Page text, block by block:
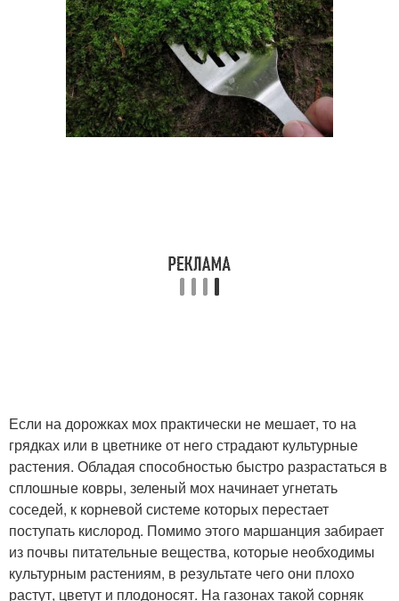
Если на дорожках мох практически не мешает, то на
грядках или в цветнике от него страдают культурные
растения. Обладая способностью быстро разрастаться в
сплошные ковры, зеленый мох начинает угнетать
соседей, к корневой системе которых перестает
поступать кислород. Помимо этого маршанция забирает
из почвы питательные вещества, которые необходимы
культурным растениям, в результате чего они плохо
растут, цветут и плодоносят. На газонах такой сорняк